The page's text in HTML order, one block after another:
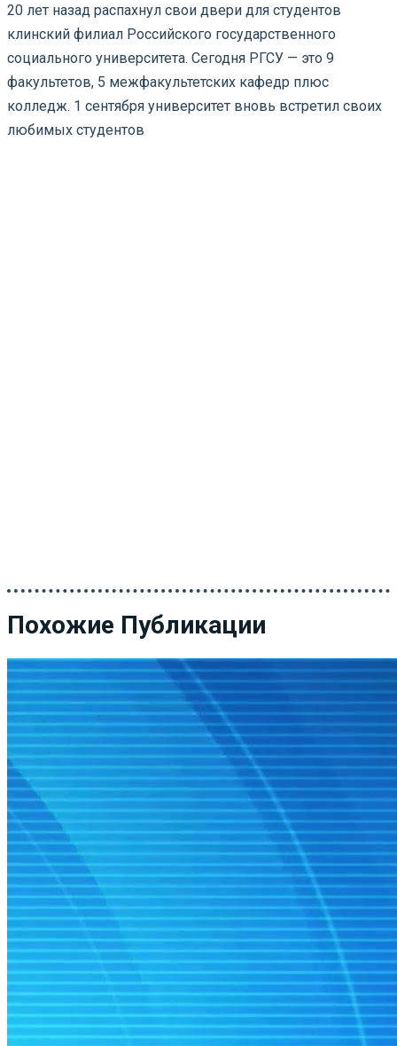
20 лет назад распахнул свои двери для студентов
клинский филиал Российского государственного
социального университета. Сегодня РГСУ — это 9
факультетов, 5 межфакультетских кафедр плюс
колледж. 1 сентября университет вновь встретил своих
любимых студентов
Похожие Публикации